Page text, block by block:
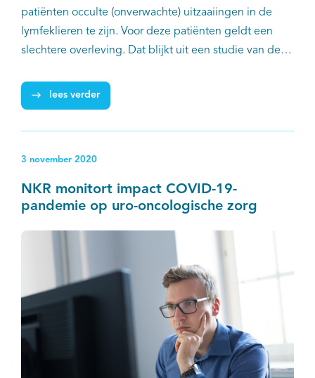
patiënten occulte (onverwachte) uitzaaiingen in de
lymfeklieren te zijn. Voor deze patiënten geldt een
slechtere overleving. Dat blijkt uit een studie van de
lees verder
3 november 2020
NKR monitort impact COVID-19-
pandemie op uro-oncologische zorg